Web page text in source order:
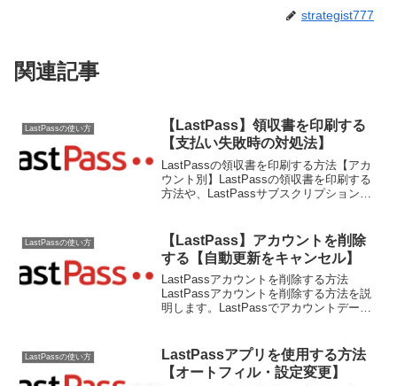
strategist777
関連記事
LastPassの使い方
【LastPass】領収書を印刷する
【支払い失敗時の対処法】
LastPassの領収書を印刷する方法【アカ
ウント別】LastPassの領収書を印刷する
方法や、LastPassサブスクリプションへ
LastPassアカウントへのログイン時...
LastPassの使い方
【LastPass】アカウントを削除
する【自動更新をキャンセル】
LastPassアカウントを削除する方法
LastPassアカウントを削除する方法を説
明します。LastPassでアカウントデータ
ことができます。これにより、LastPas...
LastPassの使い方
LastPassアプリを使用する方法
【オートフィル・設定変更】